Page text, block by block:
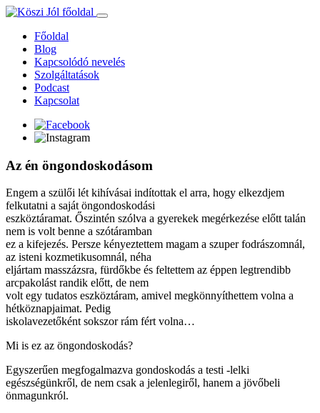
Ugrás
tartalomhoz
Főoldal
Blog
Kapcsolódó nevelés
Szolgáltatások
Podcast
Kapcsolat
Az én öngondoskodásom
Engem a szülői lét kihívásai indítottak el arra, hogy elkezdjem
felkutatni a saját öngondoskodási
eszköztáramat. Őszintén szólva a gyerekek megérkezése előtt talán
nem is volt benne a szótáramban
ez a kifejezés. Persze kényeztettem magam a szuper fodrászomnál,
az isteni kozmetikusomnál, néha
eljártam masszázsra, fürdőkbe és feltettem az éppen legtrendibb
arcpakolást randik előtt, de nem
volt egy tudatos eszköztáram, amivel megkönnyíthettem volna a
hétköznapjaimat. Pedig
iskolavezetőként sokszor rám fért volna…
Mi is ez az öngondoskodás?
Egyszerűen megfogalmazva gondoskodás a testi -lelki
egészségünkről, de nem csak a jelenlegiről, hanem a jövőbeli
önmagunkról.